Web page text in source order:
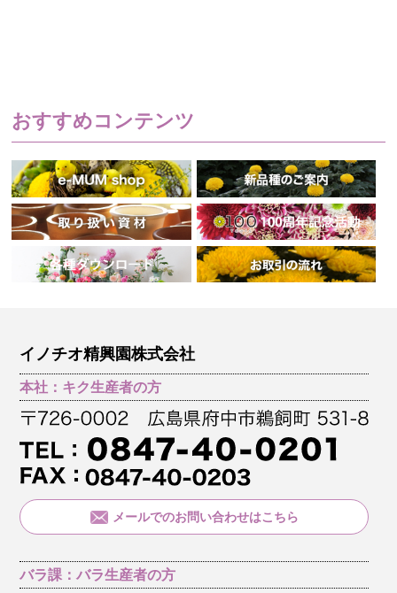
おすすめコンテンツ
イノチオ精興園株式会社
本社：キク生産者の方
メールでのお問い合わせはこちら
バラ課：バラ生産者の方